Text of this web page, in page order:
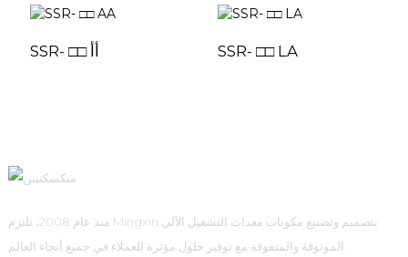
SSR- □□ LA
منذ عام 2008، تلتزم Mingxin بتصميم وتصنيع مكونات معدات التشغيل الآلي